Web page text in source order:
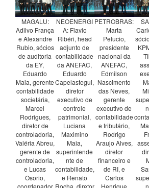
MAGALU:
Adilvo França
e Alexandre
Rubio, sócios
de auditoria
da EY,
Eduardo
Maia, gerente
contabilidade
societária,
Marcel
Rodrigues,
diretor de
controladoria,
Valéria Abreu,
gerente de
controladoria,
e Lucas
Osorio,
coordenador
NEOENERGI
A: Flavio
Ribéri, head
adjunto de
contabilidade
da ANEFAC,
Eduardo
Capelastegui,
diretor
executivo de
controle
patrimonial,
Luciana
Maximino
Maia,
superintende
nte de
contabilidade,
e Renato
Rocha, diretor
PETROBRAS:
Marta
Pelucio,
presidente
nacional da
ANEFAC,
Edmilson
Nascimento
das Neves,
gerente
executivo de
contabilidade
e tributário,
Rodrigo
Araujo Alves,
diretor
financeiro e
de RI, e
Carlos
Henrique